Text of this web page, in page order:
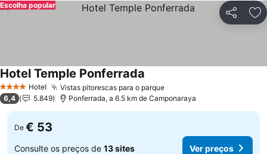
Partilhar
Escolha popular
4 EstrelasHotel Vistas pitorescas para o parque
Hotel Temple Ponferrada
6,4 5.849 Ponferrada, a 6.5 km de Camponaraya
De € 53
Consulte os preços de 13 sites Ver preços